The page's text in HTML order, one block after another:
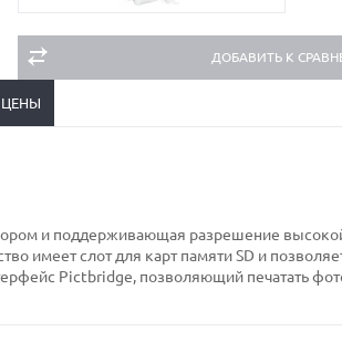
ДОБАВИТЬ К
ЦЕНЫ
и поддерживающая разрешение
имеет слот для карт памяти SD и
Pictbridge, позволяющий печатать